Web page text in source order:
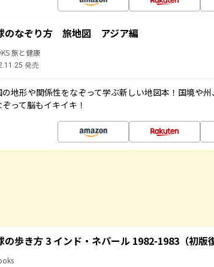
のなぞり方 旅地図 アジア編
旅と健康
発売
の地形や関係性をなぞって学ぶ新しい地図本！国境や
ぞって脳もイキイキ！
の歩き方 3 インド・ネパール 1982-1983（初版